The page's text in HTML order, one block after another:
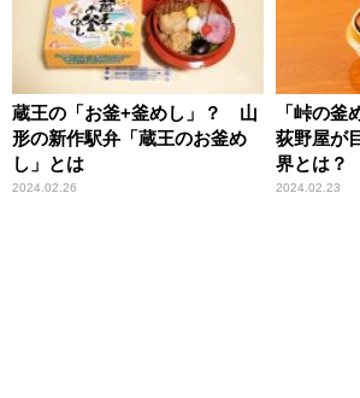
蔵王の「お釜+釜めし」？ 山
形の新作駅弁「蔵王のお釜め
し」とは
2024.02.26
「峠の釜
荻野屋が
界とは？
2024.02.23